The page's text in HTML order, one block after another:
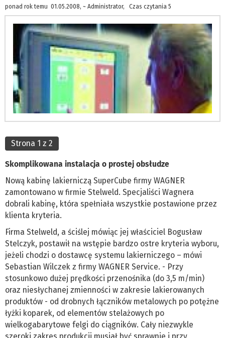
ponad rok temu 01.05.2008, ~ Administrator, Czas czytania 5
Strona 1 z 2
Skomplikowana instalacja o prostej obsłudze
Nową kabinę lakierniczą SuperCube firmy WAGNER
zamontowano w firmie Stelweld. Specjaliści Wagnera
dobrali kabinę, która spełniała wszystkie postawione przez
klienta kryteria.
Firma Stelweld, a ściślej mówiąc jej właściciel Bogusław
Stelczyk, postawił na wstępie bardzo ostre kryteria wyboru,
jeżeli chodzi o dostawcę systemu lakierniczego – mówi
Sebastian Wilczek z firmy WAGNER Service. - Przy
stosunkowo dużej prędkości przenośnika (do 3,5 m/min)
oraz niesłychanej zmienności w zakresie lakierowanych
produktów - od drobnych łączników metalowych po potężne
łyżki koparek, od elementów stelażowych po
wielkogabarytowe felgi do ciągników. Cały niezwykle
szeroki zakres produkcji musiał być sprawnie i przy